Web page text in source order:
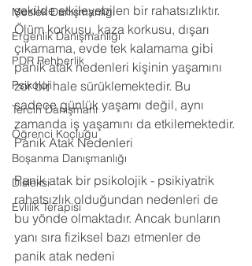
Meslek Danışmanlığı
Ergenlik Danışmanlığı
PDR Rehberlik
Psikoloji
Tercih Danışmanı
Öğrenci Koçluğu
Boşanma Danışmanlığı
Disleksi
Evlilik Terapisi
şekilde etkileyebilen bir rahatsızlıktır.
Ölüm korkusu, kaza korkusu, dışarı
çıkamama, evde tek kalamama gibi
panik atak nedenleri kişinin yaşamını
zor bir hale sürüklemektedir. Bu
sadece günlük yaşamı değil, aynı
zamanda iş yaşamını da etkilemektedir.
Panik Atak Nedenleri
Panik atak bir psikolojik - psikiyatrik
rahatsızlık olduğundan nedenleri de
bu yönde olmaktadır. Ancak bunların
yanı sıra fiziksel bazı etmenler de
panik atak nedeni